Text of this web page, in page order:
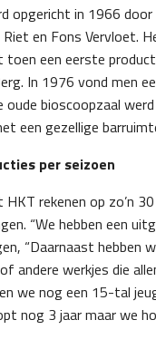
opgericht in 1966
en Fons Vervloet.
toen een eerste
In 1976 vond men
bioscoopzaal
een gezellige
per seizoen
HKT rekenen op zo’n
“We hebben een
“Daarnaast hebben
andere werkjes die
we nog een 15-tal
nog 3 jaar maar we